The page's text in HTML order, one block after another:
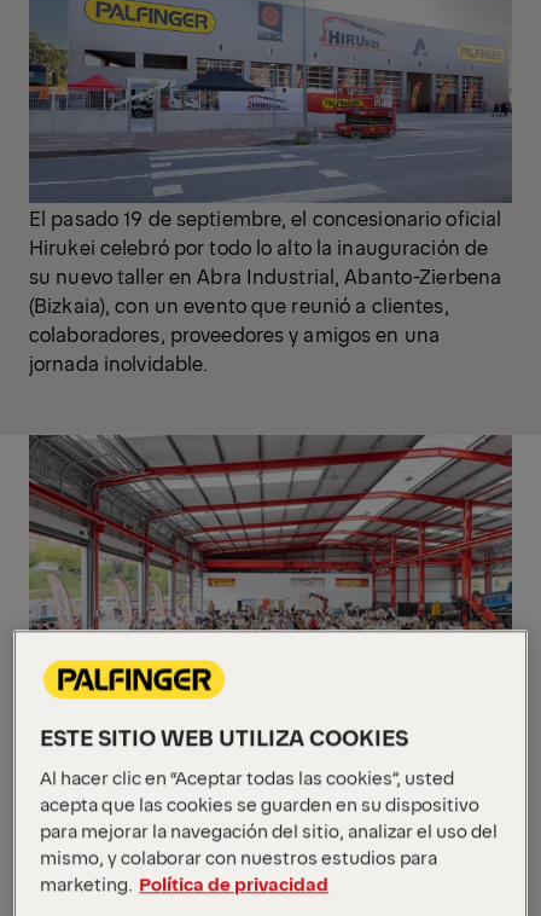
El pasado 19 de septiembre,el concesionario oficial
Hirukei celebró por todo lo alto la inauguración de
su nuevo taller en Abra Industrial, Abanto-Zierbena
(Bizkaia), con un evento que reunió a clientes,
colaboradores, proveedores y amigos en una
jornada inolvidable.
Durante el acto, los asistentes pudieron
conocer de primera mano las modernas
instalaciones, diseñadas para ofrecer un
servicio integral en montaje, reparación y
ESTE SITIO WEB UTILIZA COOKIES
Al hacer clic en “Aceptar todas las cookies”, usted
acepta que las cookies se guarden en su dispositivo
para mejorar la navegación del sitio, analizar el uso del
mismo, y colaborar con nuestros estudios para
marketing. Política de privacidad